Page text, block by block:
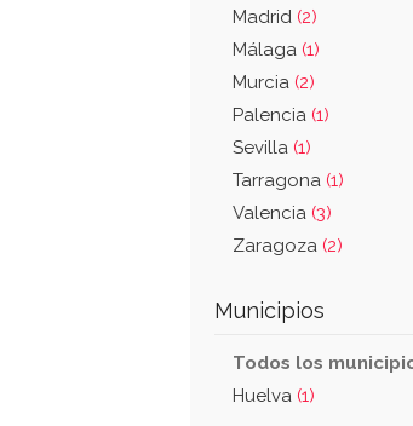
Madrid (2)
Málaga (1)
Murcia (2)
Palencia (1)
Sevilla (1)
Tarragona (1)
Valencia (3)
Zaragoza (2)
Municipios
Todos los
Huelva (1)